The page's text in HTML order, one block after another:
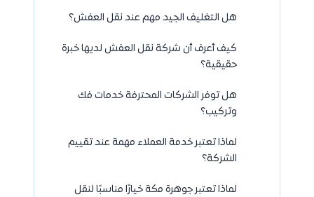
هل التغليف الجيد مهم عند نقل العفش؟
كيف أعرف أن شركة نقل العفش لديها خبرة
حقيقية؟
هل توفر الشركات المحترفة خدمات فك
وتركيب؟
لماذا تعتبر خدمة العملاء مهمة عند تقييم
الشركة؟
لماذا تعتبر جوهرة مكة خيارًا مناسبًا لنقل